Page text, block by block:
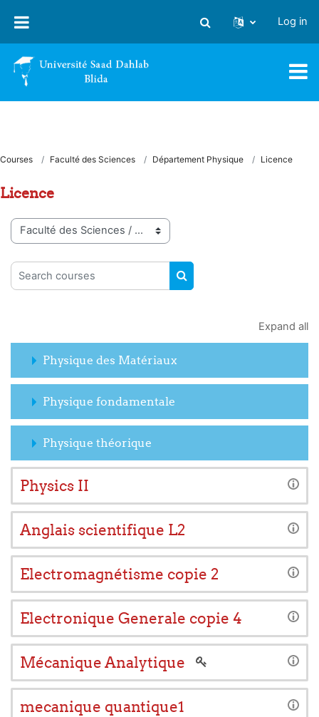
Toggle search input
Log in
Courses Faculté des Sciences Département Physique Licence
Licence
Course categories
Search courses
SEARCH COURSES
Expand all
Physique des Matériaux
Physique fondamentale
Physique théorique
Physics II
Anglais scientifique L2
Electromagnétisme copie 2
Electronique Generale copie 4
Mécanique Analytique
mecanique quantique1